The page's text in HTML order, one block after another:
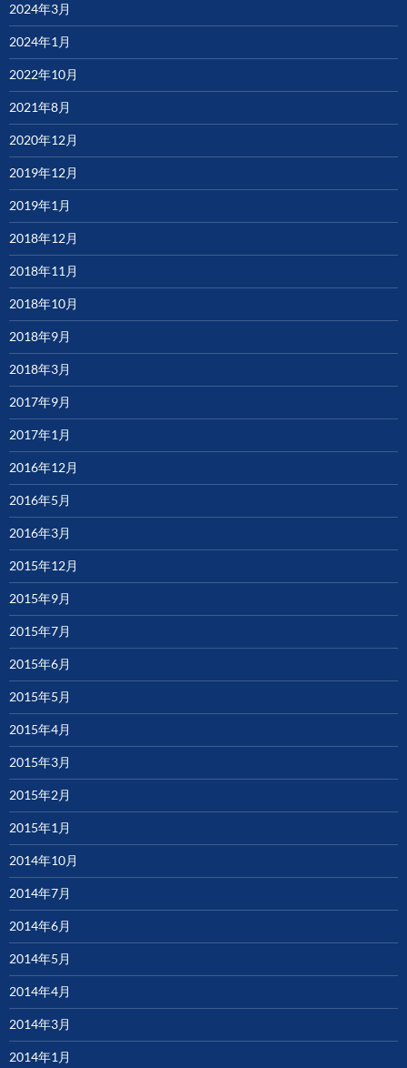
2024年3月
2024年1月
2022年10月
2021年8月
2020年12月
2019年12月
2019年1月
2018年12月
2018年11月
2018年10月
2018年9月
2018年3月
2017年9月
2017年1月
2016年12月
2016年5月
2016年3月
2015年12月
2015年9月
2015年7月
2015年6月
2015年5月
2015年4月
2015年3月
2015年2月
2015年1月
2014年10月
2014年7月
2014年6月
2014年5月
2014年4月
2014年3月
2014年1月